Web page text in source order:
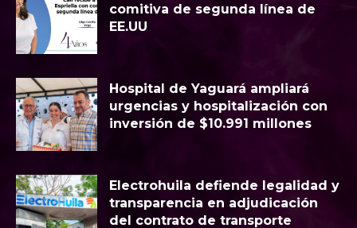
comitiva de segunda línea de
EE.UU
Hospital de Yaguará ampliará
urgencias y hospitalización con
inversión de $10.991 millones
Electrohuila defiende legalidad y
transparencia en adjudicación
del contrato de transporte